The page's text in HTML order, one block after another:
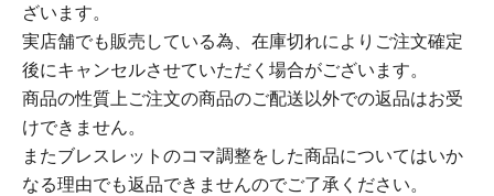
ざいます。
実店舗でも販売している為、在庫切れによりご注文確定
後にキャンセルさせていただく場合がございます。
商品の性質上ご注文の商品のご配送以外での返品はお受
けできません。
またブレスレットのコマ調整をした商品についてはいか
なる理由でも返品できませんのでご了承ください。